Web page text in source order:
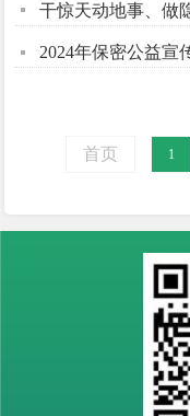
干惊天动地事、做
首页 1